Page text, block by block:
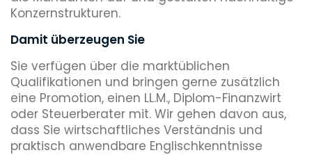
Konzernstrukturen.
Damit überzeugen Sie
Sie verfügen über die marktüblichen
Qualifikationen und bringen gerne zusätzlich
eine Promotion, einen LL.M., Diplom-Finanzwirt
oder Steuerberater mit. Wir gehen davon aus,
dass Sie wirtschaftliches Verständnis und
praktisch anwendbare Englischkenntnisse